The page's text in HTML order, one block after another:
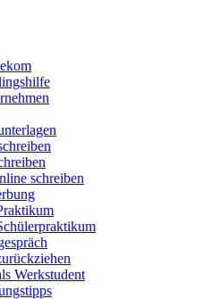
schreiben
Werkstudent